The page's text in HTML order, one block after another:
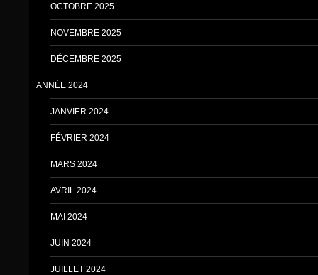
OCTOBRE 2025
NOVEMBRE 2025
DÉCEMBRE 2025
ANNÉE 2024
JANVIER 2024
FÉVRIER 2024
MARS 2024
AVRIL 2024
MAI 2024
JUIN 2024
JUILLET 2024